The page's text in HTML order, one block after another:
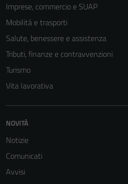
Imprese, commercio e SUAP
Mobilità e trasporti
Salute, benessere e assistenza
Tributi, finanze e contravvenzioni
Turismo
Vita lavorativa
NOVITÀ
Notizie
Comunicati
Avvisi